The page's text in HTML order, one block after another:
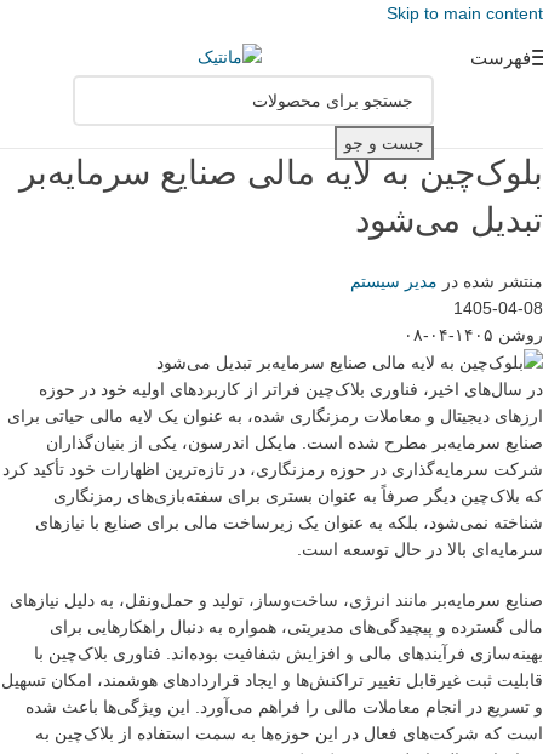
Skip to main content
فهرست
جست و جو
بلوک‌چین به لایه مالی صنایع سرمایه‌بر
تبدیل می‌شود
منتشر شده در مدیر سیستم
1405-04-08
روشن ۱۴۰۵-۰۴-۰۸
در سال‌های اخیر، فناوری بلاک‌چین فراتر از کاربردهای اولیه خود در حوزه
ارزهای دیجیتال و معاملات رمزنگاری شده، به عنوان یک لایه مالی حیاتی برای
صنایع سرمایه‌بر مطرح شده است. مایکل اندرسون، یکی از بنیان‌گذاران
شرکت سرمایه‌گذاری در حوزه رمزنگاری، در تازه‌ترین اظهارات خود تأکید کرد
که بلاک‌چین دیگر صرفاً به عنوان بستری برای سفته‌بازی‌های رمزنگاری
شناخته نمی‌شود، بلکه به عنوان یک زیرساخت مالی برای صنایع با نیازهای
سرمایه‌ای بالا در حال توسعه است.
صنایع سرمایه‌بر مانند انرژی، ساخت‌وساز، تولید و حمل‌ونقل، به دلیل نیازهای
مالی گسترده و پیچیدگی‌های مدیریتی، همواره به دنبال راهکارهایی برای
بهینه‌سازی فرآیندهای مالی و افزایش شفافیت بوده‌اند. فناوری بلاک‌چین با
قابلیت ثبت غیرقابل تغییر تراکنش‌ها و ایجاد قراردادهای هوشمند، امکان تسهیل
و تسریع در انجام معاملات مالی را فراهم می‌آورد. این ویژگی‌ها باعث شده
است که شرکت‌های فعال در این حوزه‌ها به سمت استفاده از بلاک‌چین به